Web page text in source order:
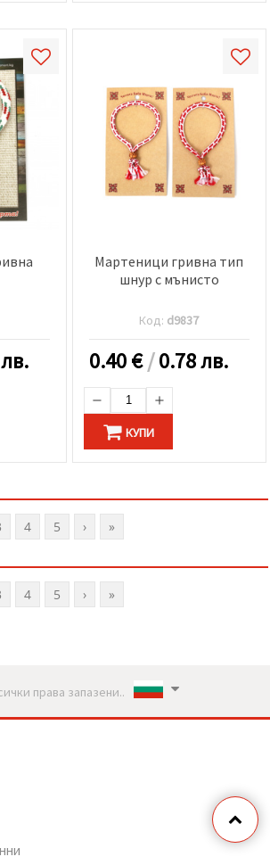
Мартеници гривна тип
шнур с мънисто
Код: d9837
0.40€/0.78 лв.
КУПИ
4 5 › »
4 5 › »
права запазени..